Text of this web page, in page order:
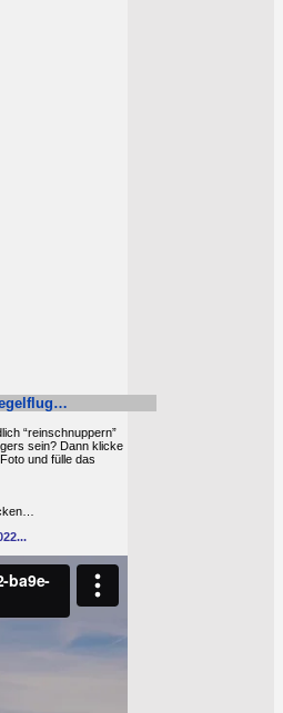
“reinschnuppern”
sein? Dann klicke
und fülle das